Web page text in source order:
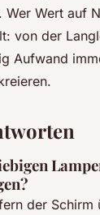
Wer Wert auf
von der
Aufwand
der Schirm